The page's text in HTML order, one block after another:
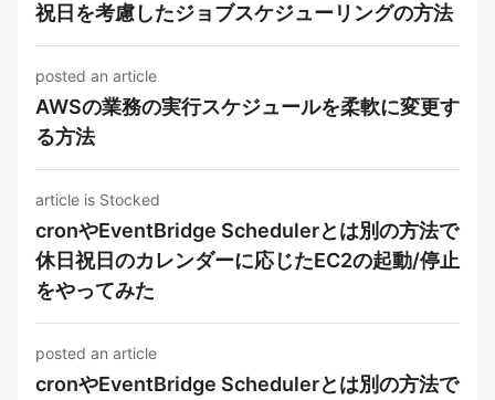
祝日を考慮したジョブスケジューリングの方法
posted an article
AWSの業務の実行スケジュールを柔軟に変更す
る方法
article is Stocked
cronやEventBridge Schedulerとは別の方法で
休日祝日のカレンダーに応じたEC2の起動/停止
をやってみた
posted an article
cronやEventBridge Schedulerとは別の方法で